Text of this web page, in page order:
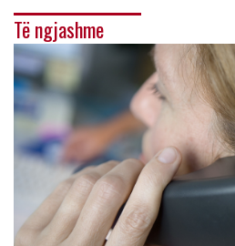
Të ngjashme